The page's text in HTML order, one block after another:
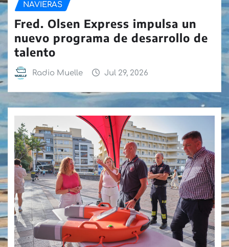
NAVIERAS
Fred. Olsen Express impulsa un
nuevo programa de desarrollo de
talento
Radio Muelle Jul 29, 2026